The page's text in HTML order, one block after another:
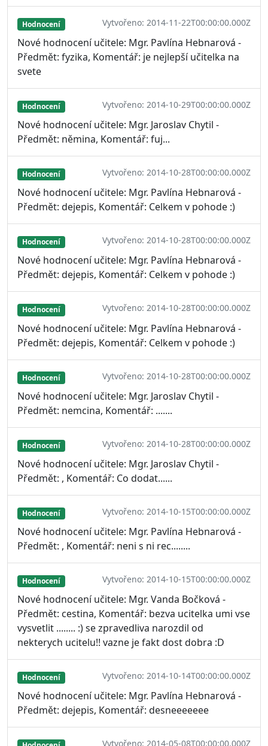
Hodnocení Vytvořeno: 2014-11-22T00:00:00.000Z
Nové hodnocení učitele: Mgr. Pavlína Hebnarová -
Předmět: fyzika, Komentář: je nejlepší učitelka na
svete
Hodnocení Vytvořeno: 2014-10-29T00:00:00.000Z
Nové hodnocení učitele: Mgr. Jaroslav Chytil -
Předmět: němina, Komentář: fuj...
Hodnocení Vytvořeno: 2014-10-28T00:00:00.000Z
Nové hodnocení učitele: Mgr. Pavlína Hebnarová -
Předmět: dejepis, Komentář: Celkem v pohode :)
Hodnocení Vytvořeno: 2014-10-28T00:00:00.000Z
Nové hodnocení učitele: Mgr. Pavlína Hebnarová -
Předmět: dejepis, Komentář: Celkem v pohode :)
Hodnocení Vytvořeno: 2014-10-28T00:00:00.000Z
Nové hodnocení učitele: Mgr. Pavlína Hebnarová -
Předmět: dejepis, Komentář: Celkem v pohode :)
Hodnocení Vytvořeno: 2014-10-28T00:00:00.000Z
Nové hodnocení učitele: Mgr. Jaroslav Chytil -
Předmět: nemcina, Komentář: .......
Hodnocení Vytvořeno: 2014-10-28T00:00:00.000Z
Nové hodnocení učitele: Mgr. Jaroslav Chytil -
Předmět: , Komentář: Co dodat......
Hodnocení Vytvořeno: 2014-10-15T00:00:00.000Z
Nové hodnocení učitele: Mgr. Pavlína Hebnarová -
Předmět: , Komentář: neni s ni rec........
Hodnocení Vytvořeno: 2014-10-15T00:00:00.000Z
Nové hodnocení učitele: Mgr. Vanda Bočková -
Předmět: cestina, Komentář: bezva ucitelka umi vse
vysvetlit ........ :) se zpravedliva narozdil od
nekterych ucitelu!! vazne je fakt dost dobra :D
Hodnocení Vytvořeno: 2014-10-14T00:00:00.000Z
Nové hodnocení učitele: Mgr. Pavlína Hebnarová -
Předmět: dejepis, Komentář: desneeeeeee
Vytvořeno: 2014-05-08T00:00:00.000Z